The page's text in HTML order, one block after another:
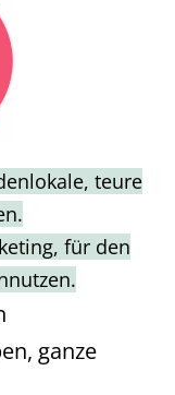
teure
für den
ganze